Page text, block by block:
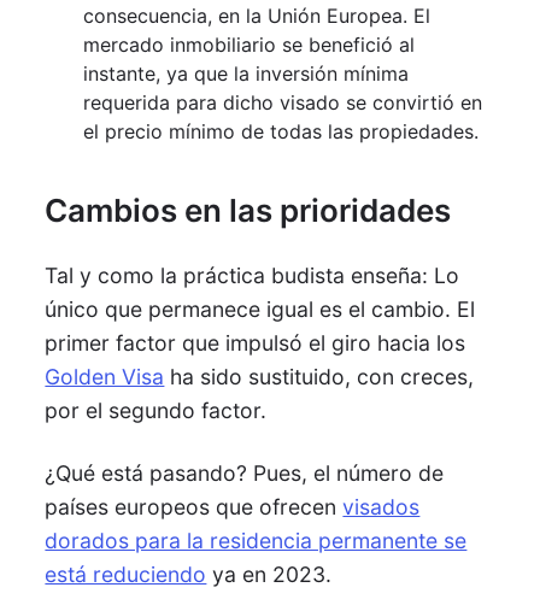
consecuencia, en la Unión Europea. El
mercado inmobiliario se benefició al
instante, ya que la inversión mínima
requerida para dicho visado se convirtió en
el precio mínimo de todas las propiedades.
Cambios en las prioridades
Tal y como la práctica budista enseña: Lo
único que permanece igual es el cambio. El
primer factor que impulsó el giro hacia los
Golden Visa ha sido sustituido, con creces,
por el segundo factor.
¿Qué está pasando? Pues, el número de
países europeos que ofrecenvisados
dorados para la residencia permanente se
está reduciendo ya en 2023.